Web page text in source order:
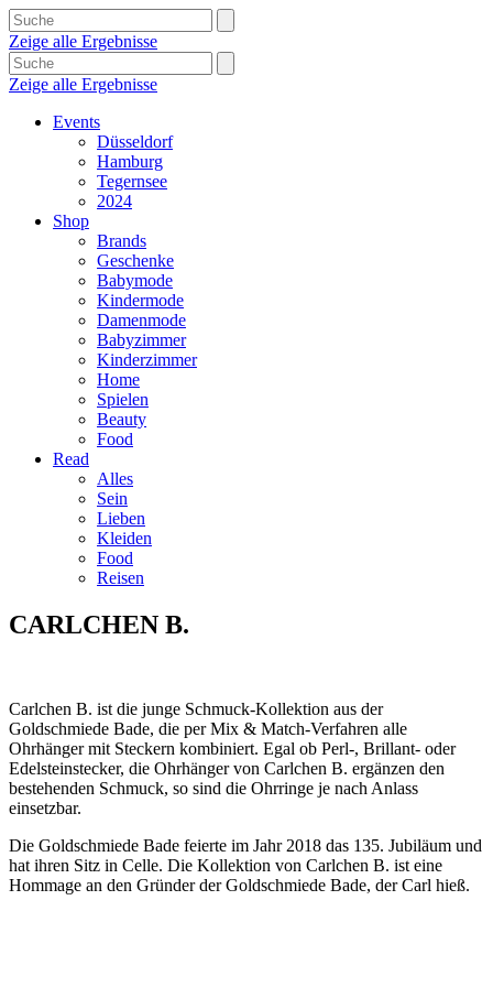
Zeige alle Ergebnisse
Zeige alle Ergebnisse
Events
Düsseldorf
Hamburg
Tegernsee
2024
Shop
Brands
Geschenke
Babymode
Kindermode
Damenmode
Babyzimmer
Kinderzimmer
Home
Spielen
Beauty
Food
Read
Alles
Sein
Lieben
Kleiden
Food
Reisen
CARLCHEN B.
Carlchen B. ist die junge Schmuck-Kollektion aus der
Goldschmiede Bade, die per Mix & Match-Verfahren alle
Ohrhänger mit Steckern kombiniert. Egal ob Perl-, Brillant- oder
Edelsteinstecker, die Ohrhänger von Carlchen B. ergänzen den
bestehenden Schmuck, so sind die Ohrringe je nach Anlass
einsetzbar.
Die Goldschmiede Bade feierte im Jahr 2018 das 135. Jubiläum und
hat ihren Sitz in Celle. Die Kollektion von Carlchen B. ist eine
Hommage an den Gründer der Goldschmiede Bade, der Carl hieß.